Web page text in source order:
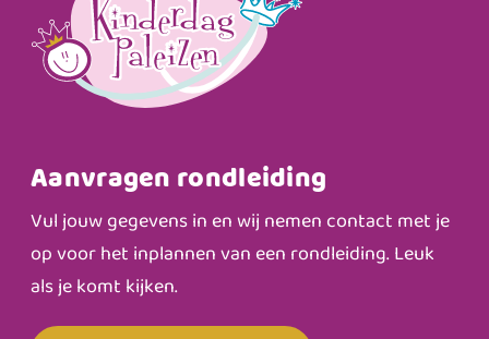
Aanvragen rondleiding
Vul jouw gegevens in en wij nemen contact met je
op voor het inplannen van een rondleiding. Leuk
als je komt kijken.